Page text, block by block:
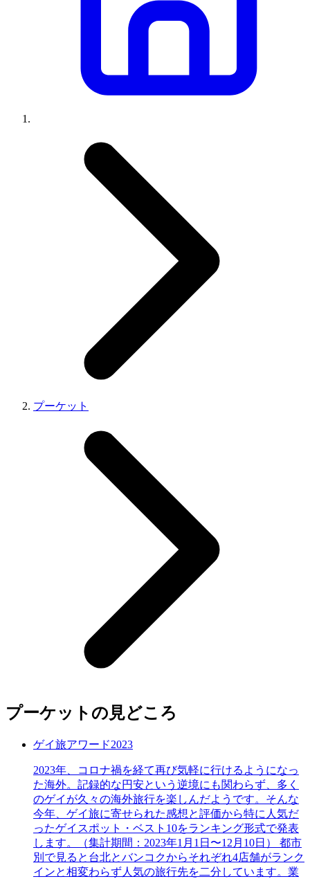
プーケット
プーケットの見どころ
ゲイ旅アワード2023
2023年、コロナ禍を経て再び気軽に行けるようになっ
た海外。記録的な円安という逆境にも関わらず、多く
のゲイが久々の海外旅行を楽しんだようです。そんな
今年、ゲイ旅に寄せられた感想と評価から特に人気だ
ったゲイスポット・ベスト10をランキング形式で発表
します。（集計期間：2023年1月1日〜12月10日） 都市
別で見ると台北とバンコクからそれぞれ4店舗がランク
インと相変わらず人気の旅行先を二分しています。業